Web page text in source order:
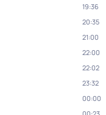
19:36
20:35
21:00
22:00
22:02
23:32
00:00